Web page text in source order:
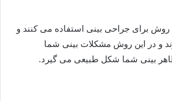
روش برای جراحی بینی استفاده می کنند و
و در این روش مشکلات بینی شما
بینی شما شکل طبیعی می گیرد.